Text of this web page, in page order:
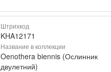
Штрихкод
KHA12171
Название в коллекции
Oenothera biennis (Ослинник
двулетний)